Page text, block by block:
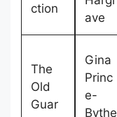
ction
ave
The
Old
Guar
Gina
Princ
e-
Bythe